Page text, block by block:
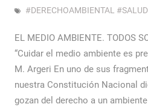
#DERECHOAMBIENTAL
EL MEDIO AMBIENTE. TODOS
“Cuidar el medio ambiente es
M. Argeri En uno de sus
nuestra Constitución Nacional
gozan del derecho a un